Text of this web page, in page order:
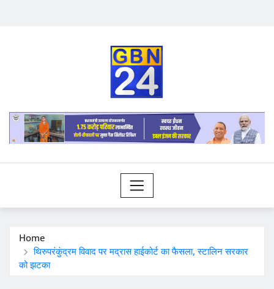
Home
थिरुपरंकुंद्रम विवाद पर मद्रास हाईकोर्ट का फैसला, स्टालिन सरकार
को झटका